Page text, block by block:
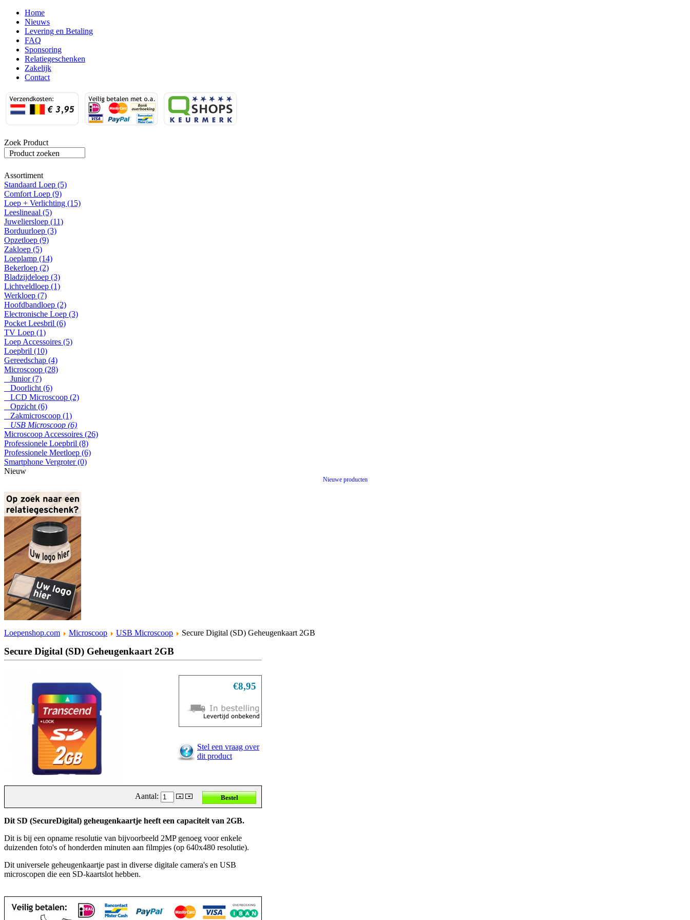
Home
Nieuws
Levering en Betaling
FAQ
Sponsoring
Relatiegeschenken
Zakelijk
Contact
Zoek Product
Product zoeken
Assortiment
Standaard Loep (5)
Comfort Loep (9)
Loep + Verlichting (15)
Leeslineaal (5)
Juweliersloep (11)
Borduurloep (3)
Opzetloep (9)
Zakloep (5)
Loeplamp (14)
Bekerloep (2)
Bladzijdeloep (3)
Lichtveldloep (1)
Werkloep (7)
Hoofdbandloep (2)
Electronische Loep (3)
Pocket Leesbril (6)
TV Loep (1)
Loep Accessoires (5)
Loepbril (10)
Gereedschap (4)
Microscoop (28)
Junior (7)
Doorlicht (6)
LCD Microscoop (2)
Opzicht (6)
Zakmicroscoop (1)
USB Microscoop (6)
Microscoop Accessoires (26)
Professionele Loepbril (8)
Professionele Meetloep (6)
Smartphone Vergroter (0)
Nieuw
Nieuwe producten
Loepenshop.com Microscoop USB Microscoop Secure Digital (SD) Geheugenkaart 2GB
Secure Digital (SD) Geheugenkaart 2GB
€8,95
Stel een vraag over
dit product
Aantal:
Dit SD (SecureDigital) geheugenkaartje heeft een capaciteit van 2GB.
Dit is bij een opname resolutie van bijvoorbeeld 2MP genoeg voor enkele
duizenden foto's of honderden minuten aan filmpjes (op 640x480 resolutie).
Dit universele geheugenkaartje past in diverse digitale camera's en USB
microscopen die een SD-kaartslot hebben.